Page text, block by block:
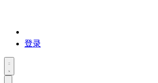
登录